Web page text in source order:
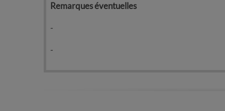
Remarques éventuelles
-
-